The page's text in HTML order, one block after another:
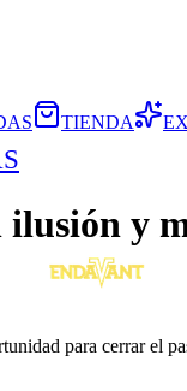
TIENDA
y
para cerrar el